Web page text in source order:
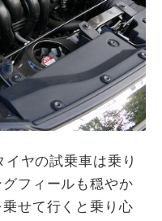
イヤの試乗車は乗り
フィールも穏やか
せて行くと乗り心